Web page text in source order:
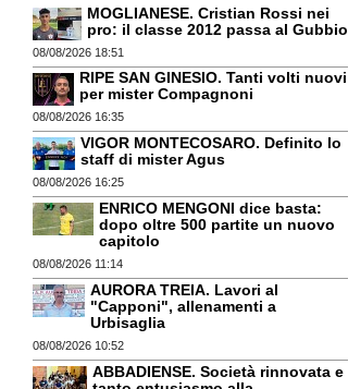
MOGLIANESE. Cristian Rossi nei
pro: il classe 2012 passa al Gubbio
08/08/2026 18:51
RIPE SAN GINESIO. Tanti volti nuovi
per mister Compagnoni
08/08/2026 16:35
VIGOR MONTECOSARO. Definito lo
staff di mister Agus
08/08/2026 16:25
ENRICO MENGONI dice basta:
dopo oltre 500 partite un nuovo
capitolo
08/08/2026 11:14
AURORA TREIA. Lavori al
"Capponi", allenamenti a
Urbisaglia
08/08/2026 10:52
ABBADIENSE. Società rinnovata e